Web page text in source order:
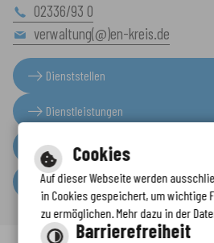
02336/93 0
verwaltung(@)en-kreis.de
Dienststellen
Dienstleistungen
Presseinformationen
Serviceportal
Cookies
Auf dieser Webseite werden
in Cookies gespeichert, um wichtige
zu ermöglichen. Mehr dazu in der
Barrierefreiheit